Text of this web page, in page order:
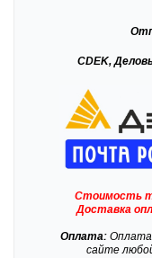
CDEK,
Стоимость
Доставка
Оплата: Оплата
сайте